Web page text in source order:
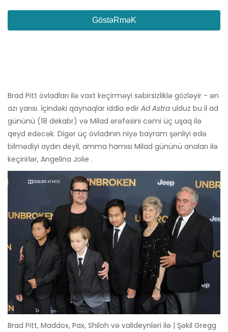
GöstəRməK
Brad Pitt övladları ilə vaxt keçirməyi səbirsizliklə gözləyir - ən
azı yarısı. İçindəki qaynaqlar iddia edir Ad Astra ulduz bu il ad
gününü (18 dekabr) və Milad ərəfəsini cəmi üç uşaq ilə
qeyd edəcək. Digər üç övladının niyə bayram şənliyi edə
bilmədiyi aydın deyil, amma hamısı Milad gününü anaları ilə
keçirirlər, Angelina Jolie .
Brad Pitt, Maddox, Pax, Shiloh və valideynləri ilə | Şəkil Gregg